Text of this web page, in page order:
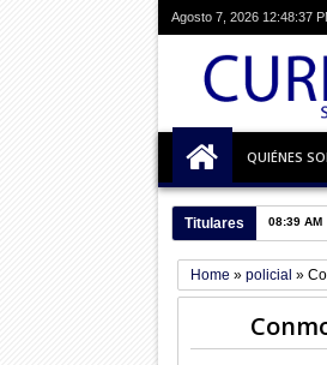
Agosto 7, 2026 12:48:38
QUIÉNES
Titulares 08:39 AM
Home » policial »